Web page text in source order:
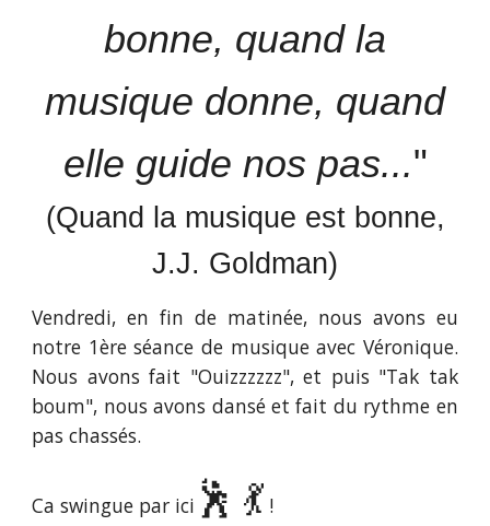
bonne, quand la
musique donne, quand
elle guide nos pas..."
(Quand la musique est bonne,
J.J. Goldman)
Vendredi, en fin de matinée, nous avons eu
notre 1ère séance de musique avec Véronique.
Nous avons fait "Ouizzzzzz", et puis "Tak tak
boum", nous avons dansé et fait du rythme en
pas chassés.
Ca swingue par ici 🕺 💃 !